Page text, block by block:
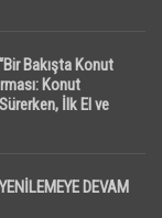
Bakışta Konut
Konut
İlk El ve
DEVAM